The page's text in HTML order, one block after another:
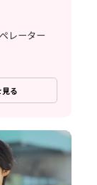
レーター
る